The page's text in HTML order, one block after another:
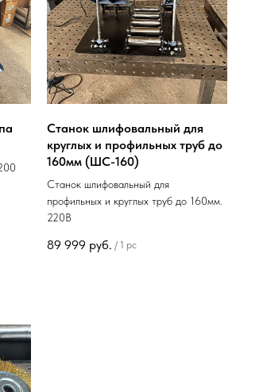
Станок шлифовальный для
круглых и профильных труб до
160мм (ШС-160)
Станок шлифовальный для
профильных и круглых труб до 160мм.
220В
89 999 руб. / 1 pc